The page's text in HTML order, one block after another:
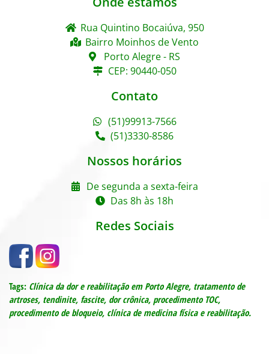
Rua Quintino Bocaiúva, 950
Bairro Moinhos de Vento
Porto Alegre - RS
CEP: 90440-050
Contato
(51)99913-7566
(51)3330-8586
Nossos horários
De segunda a sexta-feira
Das 8h às 18h
Redes Sociais
Tags: Clínica da dor e reabilitação em Porto Alegre, tratamento de
artroses, tendinite, fascite, dor crônica, procedimento TOC,
procedimento de bloqueio, clínica de medicina física e reabilitação.